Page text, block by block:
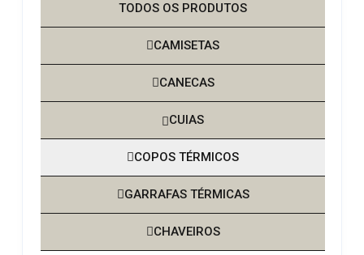
TODOS OS PRODUTOS
CAMISETAS
CANECAS
CUIAS
COPOS TÉRMICOS
GARRAFAS TÉRMICAS
CHAVEIROS